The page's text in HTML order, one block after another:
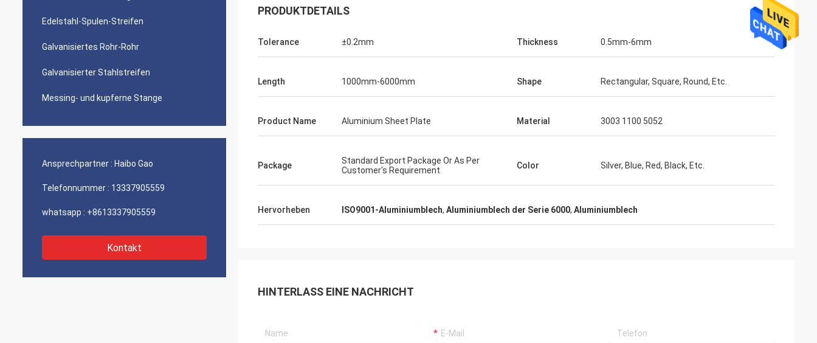
Edelstahl-Spulen-Streifen
Galvanisiertes Rohr-Rohr
Galvanisierter Stahlstreifen
Messing- und kupferne Stange
Ansprechpartner : Haibo Gao
Telefonnummer : 13337905559
whatsapp : +8613337905559
Kontakt
PRODUKTDETAILS
Tolerance ±0.2mm Thickness 0.5mm-6mm
Length 1000mm-6000mm Shape Rectangular, Square, Round, Etc.
Product Name Aluminium Sheet Plate Material 3003 1100 5052
Package
Standard Export Package Or As Per
Customer's Requirement
Color Silver, Blue, Red, Black, Etc.
Hervorheben ISO9001-Aluminiumblech, Aluminiumblech der Serie 6000, Aluminiumblech
HINTERLASS EINE NACHRICHT